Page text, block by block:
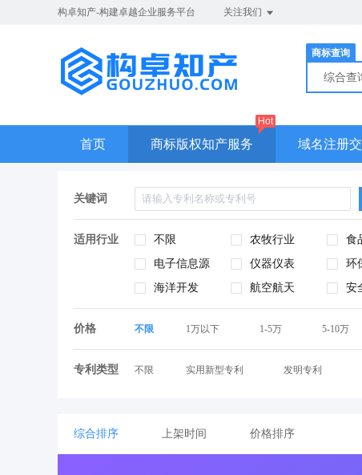
构卓知产-构建卓越企业服务平台 关注我们
商标查询
综合查
首页 商标版权知产服务
Hot
域名注册
关键词
适用行业 不限 农牧行业 食
电子信息源
仪器仪表 环
海洋开发
航空航天 安
价格 不限 1万以下 1-5万 5-10万
专利类型 不限 实用新型专利 发明专利
综合排序 上架时间 价格排序